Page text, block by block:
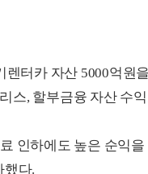
터카 자산 5000억원
스, 할부금융 자산 수
인하에도 높은 순익
했다.